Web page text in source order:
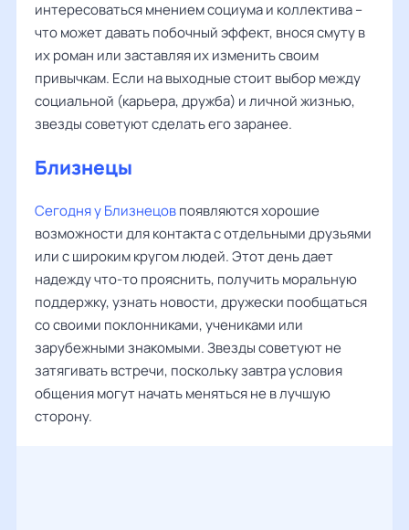
интересоваться мнением социума и коллектива –
что может давать побочный эффект, внося смуту в
их роман или заставляя их изменить своим
привычкам. Если на выходные стоит выбор между
социальной (карьера, дружба) и личной жизнью,
звезды советуют сделать его заранее.
Близнецы
Сегодня у Близнецовпоявляются хорошие
возможности для контакта с отдельными друзьями
или с широким кругом людей. Этот день дает
надежду что-то прояснить, получить моральную
поддержку, узнать новости, дружески пообщаться
со своими поклонниками, учениками или
зарубежными знакомыми. Звезды советуют не
затягивать встречи, поскольку завтра условия
общения могут начать меняться не в лучшую
сторону.